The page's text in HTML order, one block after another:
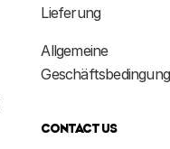
Lieferung
Allgemeine
CONTACT US